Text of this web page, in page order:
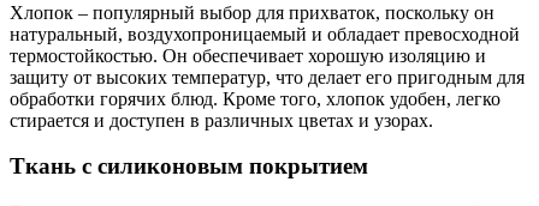
Хлопок – популярный выбор для прихваток, поскольку он
натуральный, воздухопроницаемый и обладает превосходной
термостойкостью. Он обеспечивает хорошую изоляцию и
защиту от высоких температур, что делает его пригодным для
обработки горячих блюд. Кроме того, хлопок удобен, легко
стирается и доступен в различных цветах и ​​узорах.
Ткань с силиконовым покрытием